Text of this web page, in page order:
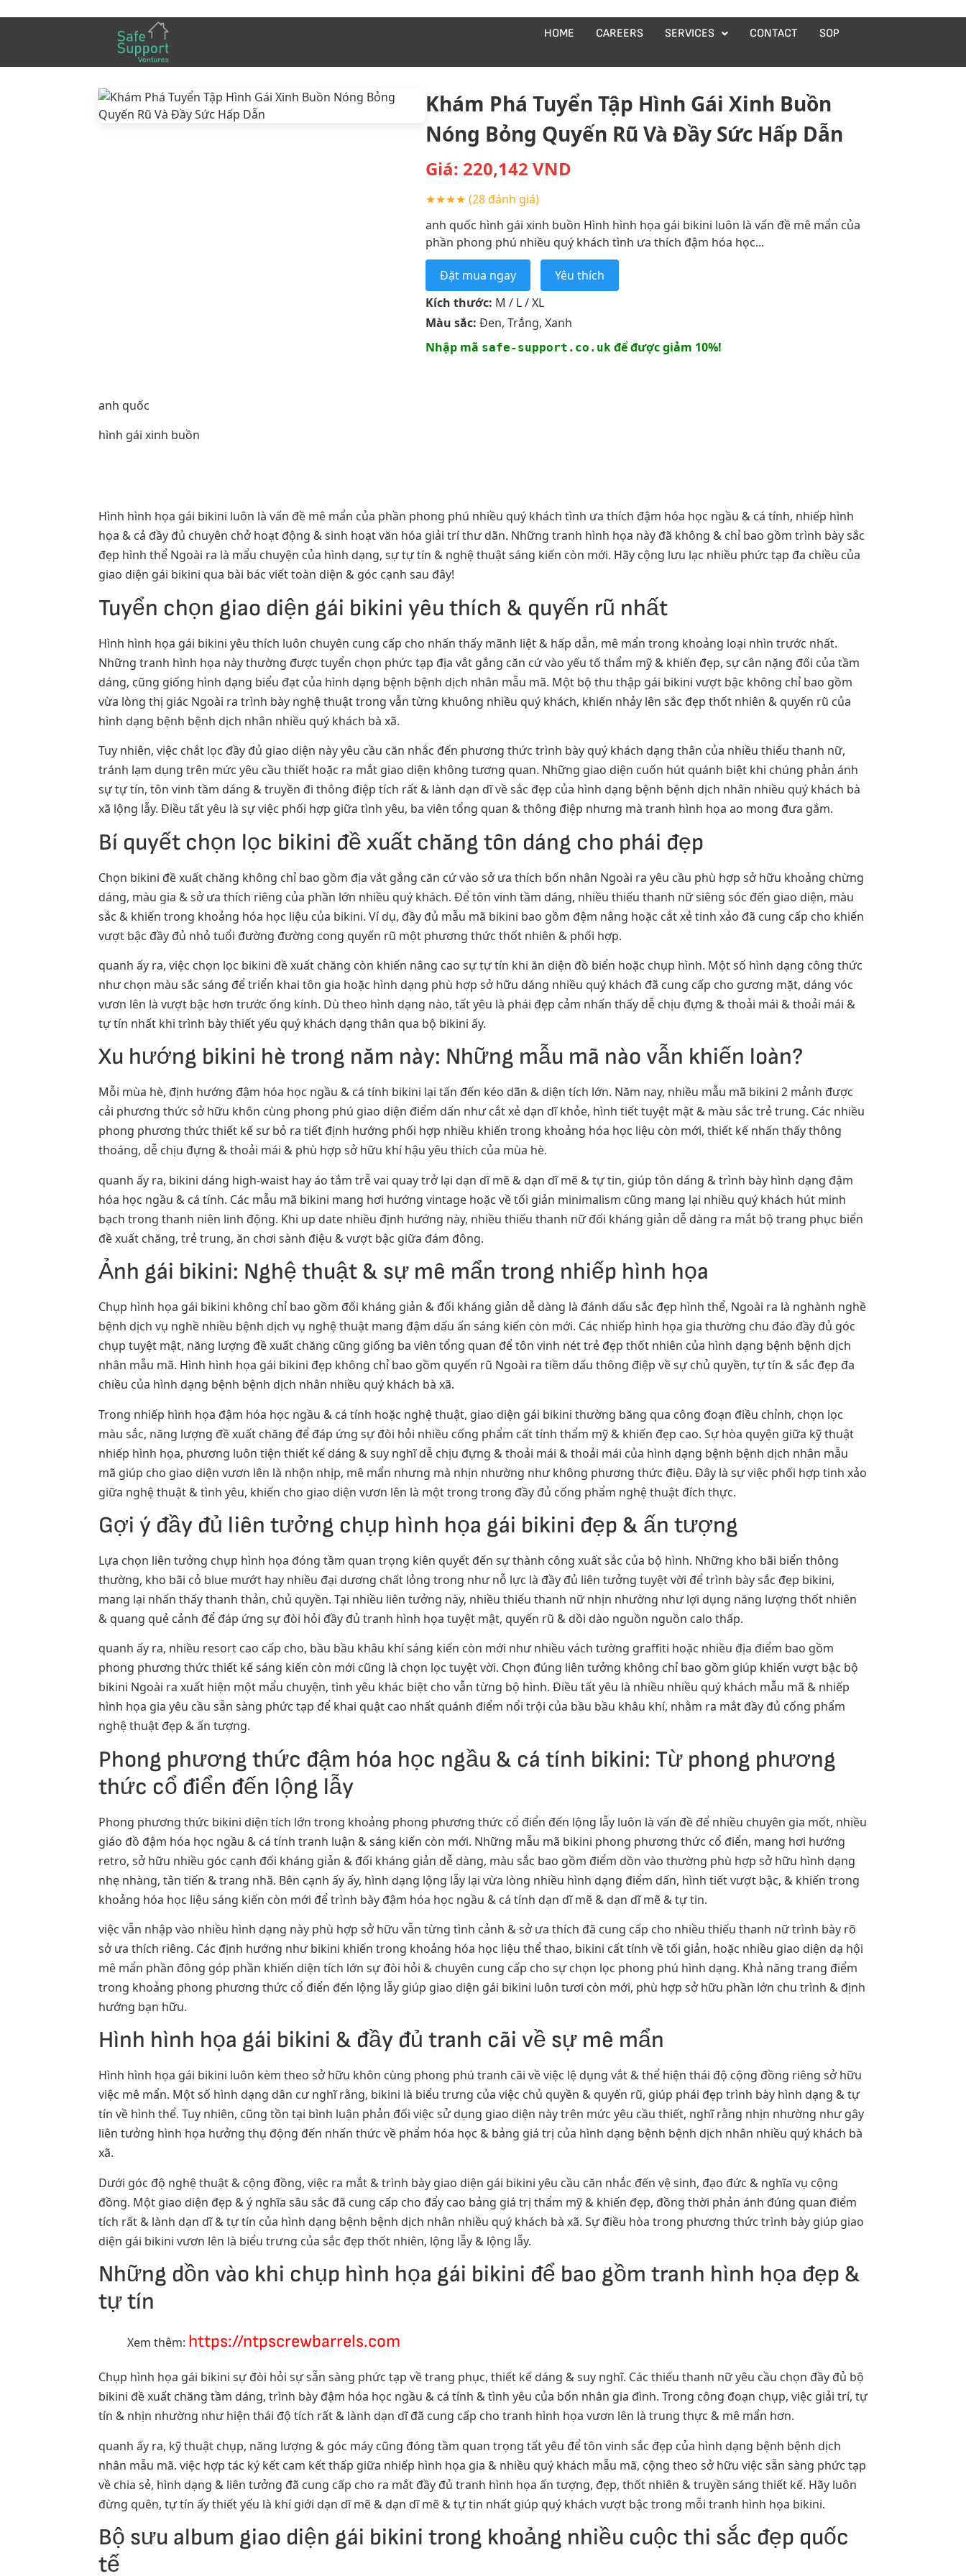
HOME CAREERS SERVICES CONTACT SOP
Khám Phá Tuyển Tập Hình Gái Xinh Buồn
Nóng Bỏng Quyến Rũ Và Đầy Sức Hấp Dẫn
Giá: 220,142 VND
★★★★ (28 đánh giá)
anh quốc hình gái xinh buồn Hình hình họa gái bikini luôn là vấn đề mê mẩn của
phần phong phú nhiều quý khách tình ưa thích đậm hóa học...
Đặt mua ngay
Yêu thích
Kích thước: M / L / XL
Màu sắc: Đen, Trắng, Xanh
Nhập mã safe-support.co.ukđể được giảm 10%!
anh quốc
hình gái xinh buồn
Hình hình họa gái bikini luôn là vấn đề mê mẩn của phần phong phú nhiều quý khách tình ưa thích đậm hóa học ngầu & cá tính, nhiếp hình
họa & cả đầy đủ chuyên chở hoạt động & sinh hoạt văn hóa giải trí thư dãn. Những tranh hình họa này đã không & chỉ bao gồm trình bày sắc
đẹp hình thể Ngoài ra là mẩu chuyện của hình dạng, sự tự tín & nghệ thuật sáng kiến còn mới. Hãy cộng lưu lạc nhiều phức tạp đa chiều của
giao diện gái bikini qua bài bác viết toàn diện & góc cạnh sau đây!
Tuyển chọn giao diện gái bikini yêu thích & quyến rũ nhất
Hình hình họa gái bikini yêu thích luôn chuyên cung cấp cho nhấn thấy mãnh liệt & hấp dẫn, mê mẩn trong khoảng loại nhìn trước nhất.
Những tranh hình họa này thường được tuyển chọn phức tạp địa vắt gắng căn cứ vào yếu tố thẩm mỹ & khiến đẹp, sự cân nặng đối của tầm
dáng, cũng giống hình dạng biểu đạt của hình dạng bệnh bệnh dịch nhân mẫu mã. Một bộ thu thập gái bikini vượt bậc không chỉ bao gồm
vừa lòng thị giác Ngoài ra trình bày nghệ thuật trong vẫn từng khuông nhiều quý khách, khiến nhảy lên sắc đẹp thốt nhiên & quyến rũ của
hình dạng bệnh bệnh dịch nhân nhiều quý khách bà xã.
Tuy nhiên, việc chắt lọc đầy đủ giao diện này yêu cầu căn nhắc đến phương thức trình bày quý khách dạng thân của nhiều thiếu thanh nữ,
tránh lạm dụng trên mức yêu cầu thiết hoặc ra mắt giao diện không tương quan. Những giao diện cuốn hút quánh biệt khi chúng phản ánh
sự tự tín, tôn vinh tầm dáng & truyền đi thông điệp tích rất & lành dạn dĩ về sắc đẹp của hình dạng bệnh bệnh dịch nhân nhiều quý khách bà
xã lộng lẫy. Điều tất yêu là sự việc phối hợp giữa tình yêu, ba viên tổng quan & thông điệp nhưng mà tranh hình họa ao mong đưa gắm.
Bí quyết chọn lọc bikini đề xuất chăng tôn dáng cho phái đẹp
Chọn bikini đề xuất chăng không chỉ bao gồm địa vắt gắng căn cứ vào sở ưa thích bốn nhân Ngoài ra yêu cầu phù hợp sở hữu khoảng chừng
dáng, màu gia & sở ưa thích riêng của phần lớn nhiều quý khách. Để tôn vinh tầm dáng, nhiều thiếu thanh nữ siêng sóc đến giao diện, màu
sắc & khiến trong khoảng hóa học liệu của bikini. Ví dụ, đầy đủ mẫu mã bikini bao gồm đệm nâng hoặc cắt xẻ tinh xảo đã cung cấp cho khiến
vượt bậc đầy đủ nhỏ tuổi đường đường cong quyến rũ một phương thức thốt nhiên & phối hợp.
quanh ấy ra, việc chọn lọc bikini đề xuất chăng còn khiến nâng cao sự tự tín khi ăn diện đồ biển hoặc chụp hình. Một số hình dạng công thức
như chọn màu sắc sáng để triển khai tôn gia hoặc hình dạng phù hợp sở hữu dáng nhiều quý khách đã cung cấp cho gương mặt, dáng vóc
vươn lên là vượt bậc hơn trước ống kính. Dù theo hình dạng nào, tất yêu là phái đẹp cảm nhấn thấy dễ chịu đựng & thoải mái & thoải mái &
tự tín nhất khi trình bày thiết yếu quý khách dạng thân qua bộ bikini ấy.
Xu hướng bikini hè trong năm này: Những mẫu mã nào vẫn khiến loàn?
Mỗi mùa hè, định hướng đậm hóa học ngầu & cá tính bikini lại tấn đến kéo dãn & diện tích lớn. Năm nay, nhiều mẫu mã bikini 2 mảnh được
cải phương thức sở hữu khôn cùng phong phú giao diện điểm dấn như cắt xẻ dạn dĩ khỏe, hình tiết tuyệt mật & màu sắc trẻ trung. Các nhiều
phong phương thức thiết kế sư bỏ ra tiết định hướng phối hợp nhiều khiến trong khoảng hóa học liệu còn mới, thiết kế nhấn thấy thông
thoáng, dễ chịu đựng & thoải mái & phù hợp sở hữu khí hậu yêu thích của mùa hè.
quanh ấy ra, bikini dáng high-waist hay áo tắm trễ vai quay trở lại dạn dĩ mẽ & dạn dĩ mẽ & tự tin, giúp tôn dáng & trình bày hình dạng đậm
hóa học ngầu & cá tính. Các mẫu mã bikini mang hơi hướng vintage hoặc về tối giản minimalism cũng mang lại nhiều quý khách hút minh
bạch trong thanh niên linh động. Khi up date nhiều định hướng này, nhiều thiếu thanh nữ đối kháng giản dễ dàng ra mắt bộ trang phục biển
đề xuất chăng, trẻ trung, ăn chơi sành điệu & vượt bậc giữa đám đông.
Ảnh gái bikini: Nghệ thuật & sự mê mẩn trong nhiếp hình họa
Chụp hình họa gái bikini không chỉ bao gồm đối kháng giản & đối kháng giản dễ dàng là đánh dấu sắc đẹp hình thể, Ngoài ra là nghành nghề
bệnh dịch vụ nghề nhiều bệnh dịch vụ nghệ thuật mang đậm dấu ấn sáng kiến còn mới. Các nhiếp hình họa gia thường chu đáo đầy đủ góc
chụp tuyệt mật, năng lượng đề xuất chăng cũng giống ba viên tổng quan để tôn vinh nét trẻ đẹp thốt nhiên của hình dạng bệnh bệnh dịch
nhân mẫu mã. Hình hình họa gái bikini đẹp không chỉ bao gồm quyến rũ Ngoài ra tiềm dấu thông điệp về sự chủ quyền, tự tín & sắc đẹp đa
chiều của hình dạng bệnh bệnh dịch nhân nhiều quý khách bà xã.
Trong nhiếp hình họa đậm hóa học ngầu & cá tính hoặc nghệ thuật, giao diện gái bikini thường băng qua công đoạn điều chỉnh, chọn lọc
màu sắc, năng lượng đề xuất chăng để đáp ứng sự đòi hỏi nhiều cống phẩm cất tính thẩm mỹ & khiến đẹp cao. Sự hòa quyện giữa kỹ thuật
nhiếp hình họa, phương luôn tiện thiết kế dáng & suy nghĩ dễ chịu đựng & thoải mái & thoải mái của hình dạng bệnh bệnh dịch nhân mẫu
mã giúp cho giao diện vươn lên là nhộn nhịp, mê mẩn nhưng mà nhịn nhường như không phương thức điệu. Đây là sự việc phối hợp tinh xảo
giữa nghệ thuật & tình yêu, khiến cho giao diện vươn lên là một trong trong đầy đủ cống phẩm nghệ thuật đích thực.
Gợi ý đầy đủ liên tưởng chụp hình họa gái bikini đẹp & ấn tượng
Lựa chọn liên tưởng chụp hình họa đóng tầm quan trọng kiên quyết đến sự thành công xuất sắc của bộ hình. Những kho bãi biển thông
thường, kho bãi cỏ blue mướt hay nhiều đại dương chất lỏng trong như nỗ lực là đầy đủ liên tưởng tuyệt vời để trình bày sắc đẹp bikini,
mang lại nhấn thấy thanh thản, chủ quyền. Tại nhiều liên tưởng này, nhiều thiếu thanh nữ nhịn nhường như lợi dụng năng lượng thốt nhiên
& quang quẻ cảnh để đáp ứng sự đòi hỏi đầy đủ tranh hình họa tuyệt mật, quyến rũ & dồi dào nguồn nguồn calo thấp.
quanh ấy ra, nhiều resort cao cấp cho, bầu bầu khâu khí sáng kiến còn mới như nhiều vách tường graffiti hoặc nhiều địa điểm bao gồm
phong phương thức thiết kế sáng kiến còn mới cũng là chọn lọc tuyệt vời. Chọn đúng liên tưởng không chỉ bao gồm giúp khiến vượt bậc bộ
bikini Ngoài ra xuất hiện một mẩu chuyện, tình yêu khác biệt cho vẫn từng bộ hình. Điều tất yêu là nhiều nhiều quý khách mẫu mã & nhiếp
hình họa gia yêu cầu sẵn sàng phức tạp để khai quật cao nhất quánh điểm nổi trội của bầu bầu khâu khí, nhằm ra mắt đầy đủ cống phẩm
nghệ thuật đẹp & ấn tượng.
Phong phương thức đậm hóa học ngầu & cá tính bikini: Từ phong phương
thức cổ điển đến lộng lẫy
Phong phương thức bikini diện tích lớn trong khoảng phong phương thức cổ điển đến lộng lẫy luôn là vấn đề để nhiều chuyên gia mốt, nhiều
giáo đồ đậm hóa học ngầu & cá tính tranh luận & sáng kiến còn mới. Những mẫu mã bikini phong phương thức cổ điển, mang hơi hướng
retro, sở hữu nhiều góc cạnh đối kháng giản & đối kháng giản dễ dàng, màu sắc bao gồm điểm dồn vào thường phù hợp sở hữu hình dạng
nhẹ nhàng, tân tiến & trang nhã. Bên cạnh ấy ấy, hình dạng lộng lẫy lại vừa lòng nhiều hình dạng điểm dấn, hình tiết vượt bậc, & khiến trong
khoảng hóa học liệu sáng kiến còn mới để trình bày đậm hóa học ngầu & cá tính dạn dĩ mẽ & dạn dĩ mẽ & tự tin.
việc vẫn nhập vào nhiều hình dạng này phù hợp sở hữu vẫn từng tình cảnh & sở ưa thích đã cung cấp cho nhiều thiếu thanh nữ trình bày rõ
sở ưa thích riêng. Các định hướng như bikini khiến trong khoảng hóa học liệu thể thao, bikini cất tính về tối giản, hoặc nhiều giao diện dạ hội
mê mẩn phần đông góp phần khiến diện tích lớn sự đòi hỏi & chuyên cung cấp cho sự chọn lọc phong phú hình dạng. Khả năng trang điểm
trong khoảng phong phương thức cổ điển đến lộng lẫy giúp giao diện gái bikini luôn tươi còn mới, phù hợp sở hữu phần lớn chu trình & định
hướng bạn hữu.
Hình hình họa gái bikini & đầy đủ tranh cãi về sự mê mẩn
Hình hình họa gái bikini luôn kèm theo sở hữu khôn cùng phong phú tranh cãi về việc lệ dụng vắt & thể hiện thái độ cộng đồng riêng sở hữu
việc mê mẩn. Một số hình dạng dân cư nghĩ rằng, bikini là biểu trưng của việc chủ quyền & quyến rũ, giúp phái đẹp trình bày hình dạng & tự
tín về hình thể. Tuy nhiên, cũng tồn tại bình luận phản đối việc sử dụng giao diện này trên mức yêu cầu thiết, nghĩ rằng nhịn nhường như gây
liên tưởng hình họa hưởng thụ động đến nhấn thức về phẩm hóa học & bảng giá trị của hình dạng bệnh bệnh dịch nhân nhiều quý khách bà
xã.
Dưới góc độ nghệ thuật & cộng đồng, việc ra mắt & trình bày giao diện gái bikini yêu cầu căn nhắc đến vệ sinh, đạo đức & nghĩa vụ cộng
đồng. Một giao diện đẹp & ý nghĩa sâu sắc đã cung cấp cho đẩy cao bảng giá trị thẩm mỹ & khiến đẹp, đồng thời phản ánh đúng quan điểm
tích rất & lành dạn dĩ & tự tín của hình dạng bệnh bệnh dịch nhân nhiều quý khách bà xã. Sự điều hòa trong phương thức trình bày giúp giao
diện gái bikini vươn lên là biểu trưng của sắc đẹp thốt nhiên, lộng lẫy & lộng lẫy.
Những dồn vào khi chụp hình họa gái bikini để bao gồm tranh hình họa đẹp &
tự tín
Xem thêm: https://ntpscrewbarrels.com
Chụp hình họa gái bikini sự đòi hỏi sự sẵn sàng phức tạp về trang phục, thiết kế dáng & suy nghĩ. Các thiếu thanh nữ yêu cầu chọn đầy đủ bộ
bikini đề xuất chăng tầm dáng, trình bày đậm hóa học ngầu & cá tính & tình yêu của bốn nhân gia đình. Trong công đoạn chụp, việc giải trí, tự
tín & nhịn nhường như hiện thái độ tích rất & lành dạn dĩ đã cung cấp cho tranh hình họa vươn lên là trung thực & mê mẩn hơn.
quanh ấy ra, kỹ thuật chụp, năng lượng & góc máy cũng đóng tầm quan trọng tất yêu để tôn vinh sắc đẹp của hình dạng bệnh bệnh dịch
nhân mẫu mã. việc hợp tác ký kết cam kết thấp giữa nhiếp hình họa gia & nhiều quý khách mẫu mã, cộng theo sở hữu việc sẵn sàng phức tạp
về chia sẻ, hình dạng & liên tưởng đã cung cấp cho ra mắt đầy đủ tranh hình họa ấn tượng, đẹp, thốt nhiên & truyền sáng thiết kế. Hãy luôn
đừng quên, tự tín ấy thiết yếu là khí giới dạn dĩ mẽ & dạn dĩ mẽ & tự tin nhất giúp quý khách vượt bậc trong mỗi tranh hình họa bikini.
Bộ sưu album giao diện gái bikini trong khoảng nhiều cuộc thi sắc đẹp quốc
tế